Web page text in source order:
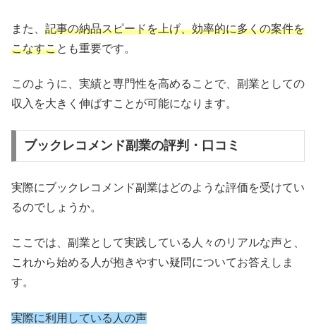
また、 記事の納品スピードを上げ、効率的に多くの案件を
こなすことも重要です。
このように、実績と専門性を高めることで、副業としての
収入を大きく伸ばすことが可能になります。
ブックレコメンド副業の評判・口コミ
実際にブックレコメンド副業はどのような評価を受けてい
るのでしょうか。
ここでは、副業として実践している人々のリアルな声と、
これから始める人が抱きやすい疑問についてお答えしま
す。
実際に利用している人の声